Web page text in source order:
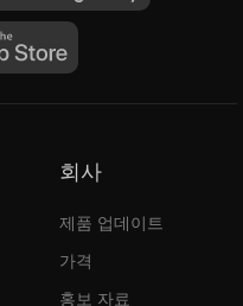
회사
제품 업데이트
가격
홍보 자료